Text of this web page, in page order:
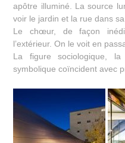
apôtre illuminé. La source
voir le jardin et la rue dans
Le chœur, de façon
l’extérieur. On le voit en
La figure sociologique,
symbolique coïncident avec